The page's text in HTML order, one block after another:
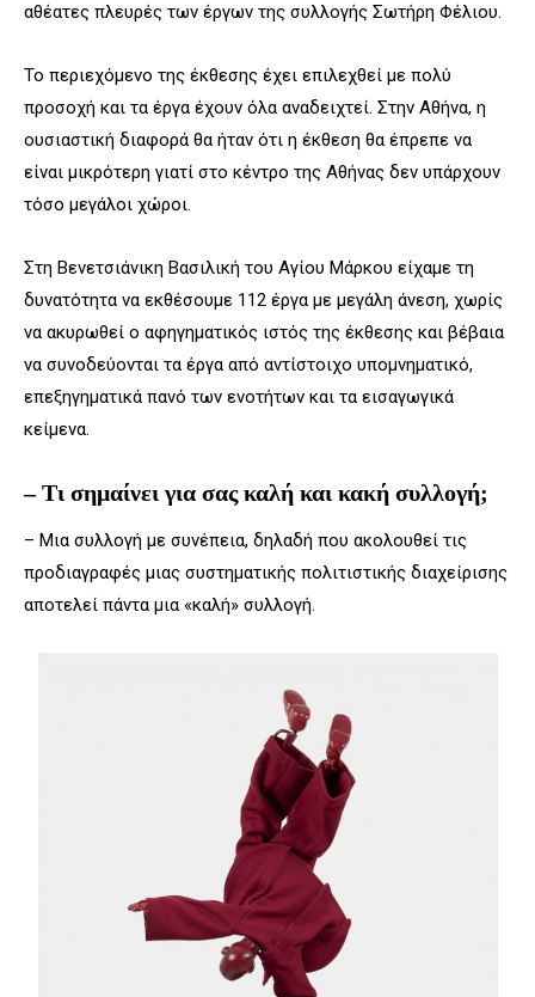
αθέατες πλευρές των έργων της συλλογής Σωτήρη Φέλιου.
Το περιεχόμενο της έκθεσης έχει επιλεχθεί με πολύ
προσοχή και τα έργα έχουν όλα αναδειχτεί. Στην Αθήνα, η
ουσιαστική διαφορά θα ήταν ότι η έκθεση θα έπρεπε να
είναι μικρότερη γιατί στο κέντρο της Αθήνας δεν υπάρχουν
τόσο μεγάλοι χώροι.
Στη Βενετσιάνικη Βασιλική του Αγίου Μάρκου είχαμε τη
δυνατότητα να εκθέσουμε 112 έργα με μεγάλη άνεση, χωρίς
να ακυρωθεί ο αφηγηματικός ιστός της έκθεσης και βέβαια
να συνοδεύονται τα έργα από αντίστοιχο υπομνηματικό,
επεξηγηματικά πανό των ενοτήτων και τα εισαγωγικά
κείμενα.
– Τι σημαίνει για σας καλή και κακή συλλογή;
– Μια συλλογή με συνέπεια, δηλαδή που ακολουθεί τις
προδιαγραφές μιας συστηματικής πολιτιστικής διαχείρισης
αποτελεί πάντα μια «καλή» συλλογή.